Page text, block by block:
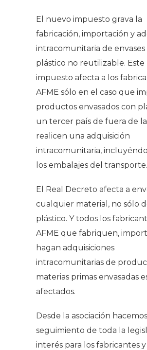
El nuevo impuesto grava la
fabricación, importación y
intracomunitaria de envases
plástico no reutilizable. Este
impuesto afecta a los
AFME sólo en el caso que
productos envasados con
un tercer país de fuera de
realicen una adquisición
intracomunitaria,
los embalajes del transporte.
El Real Decreto afecta a
cualquier material, no sólo
plástico. Y todos los
AFME que fabriquen,
hagan adquisiciones
intracomunitarias de
materias primas envasadas
afectados.
Desde la asociación
seguimiento de toda la
interés para los fabricantes y